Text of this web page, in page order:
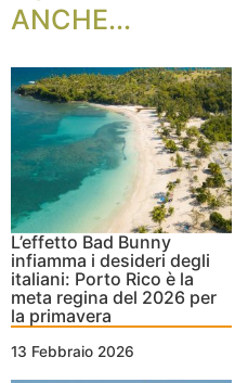
ANCHE...
L’effetto Bad Bunny
infiamma i desideri degli
italiani: Porto Rico è la
meta regina del 2026 per
la primavera
13 Febbraio 2026